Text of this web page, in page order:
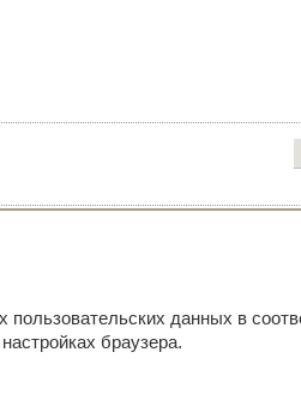
данных в
браузера.